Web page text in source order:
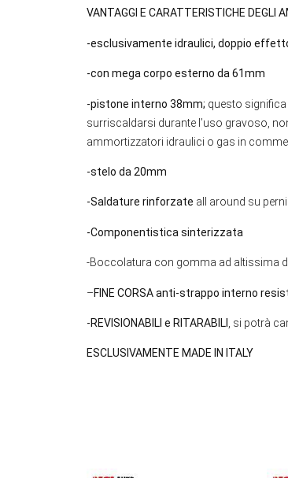
VANTAGGI E CARATTERISTICHE
-esclusivamente idraulici, doppio
-con mega corpo esterno da 61mm
-pistone interno 38mm; questo
surriscaldarsi durante l’uso gravoso,
ammortizzatori idraulici o gas in
-stelo da 20mm
-Saldature rinforzate all around su
-Componentistica sinterizzata
-Boccolatura con gomma ad altissima
–FINE CORSA anti-strappo interno
-REVISIONABILI e RITARABILI , si potrà
ESCLUSIVAMENTE MADE IN ITALY